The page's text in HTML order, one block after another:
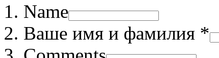
Name
Ваше имя и фамилия *